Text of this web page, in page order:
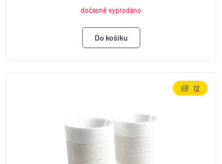
dočasně vyprodáno
12